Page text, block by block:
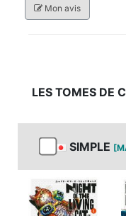
Mon avis
LES TOMES DE
SIMPLE